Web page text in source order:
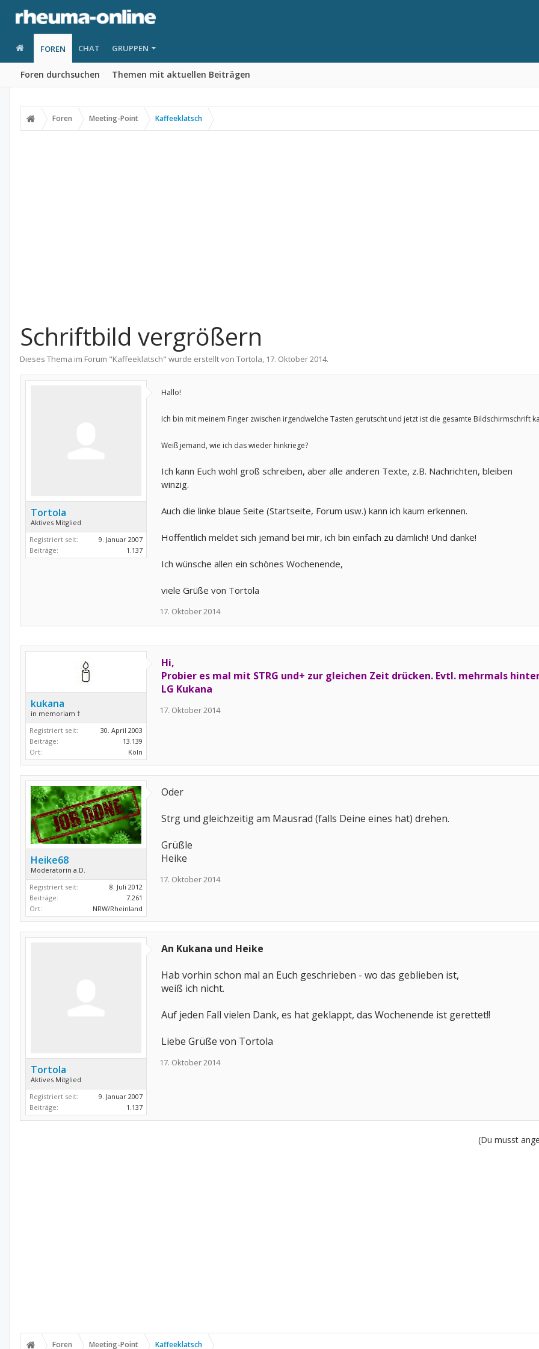
FOREN
Foren durchsuchen Themen mit aktuellen Beiträgen
CHAT GRUPPEN
Foren Meeting-Point Kaffeeklatsch
Schriftbild vergrößern
Dieses Thema im Forum "Kaffeeklatsch" wurde erstellt von Tortola, 17. Oktober 2014.
Tortola
Aktives Mitglied
Registriert seit:
9. Januar 2007
Beiträge:
1.137
Hallo!
Ich bin mit meinem Finger zwischen irgendwelche Tasten gerutscht und jetzt ist die gesamte Bildschirmschrift
Weiß jemand, wie ich das wieder hinkriege?
Ich kann Euch wohl groß schreiben, aber alle anderen Texte, z.B. Nachrichten, bleiben
winzig.
Auch die linke blaue Seite (Startseite, Forum usw.) kann ich kaum erkennen.
Hoffentlich meldet sich jemand bei mir, ich bin einfach zu dämlich! Und danke!
Ich wünsche allen ein schönes Wochenende,
viele Grüße von Tortola
17. Oktober 2014
kukana
in memoriam †
Registriert seit:
30. April 2003
Beiträge:
13.139
Ort:
Köln
Hi,
Probier es mal mit STRG und+ zur gleichen Zeit drücken. Evtl. mehrmals
LG Kukana
17. Oktober 2014
Heike68
Moderatorin a.D.
Registriert seit:
8. Juli 2012
Beiträge:
7.261
Ort:
NRW/Rheinland
Oder
Strg und gleichzeitig am Mausrad (falls Deine eines hat) drehen.
Grüßle
Heike
17. Oktober 2014
Tortola
Aktives Mitglied
Registriert seit:
9. Januar 2007
Beiträge:
1.137
An Kukana und Heike
Hab vorhin schon mal an Euch geschrieben - wo das geblieben ist,
weiß ich nicht.
Auf jeden Fall vielen Dank, es hat geklappt, das Wochenende ist gerettet!!
Liebe Grüße von Tortola
17. Oktober 2014
(Du musst
Foren Meeting-Point Kaffeeklatsch